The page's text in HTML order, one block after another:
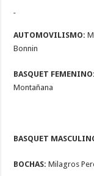
AUTOMOVILISMO:
Bonnin
BASQUET FEMENINO:
Montañana
BASQUET
BOCHAS:Milagros